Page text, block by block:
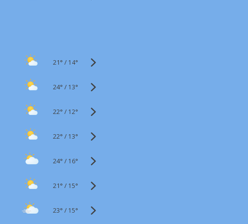
21° / 14°
24° / 13°
22° / 12°
22° / 13°
24° / 16°
21° / 15°
23° / 15°